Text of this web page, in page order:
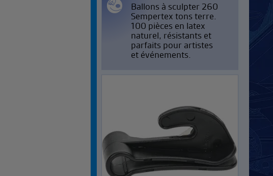
Ballons à sculpter 260
Sempertex tons terre.
100 pièces en latex
naturel, résistants et
parfaits pour artistes
et événements.